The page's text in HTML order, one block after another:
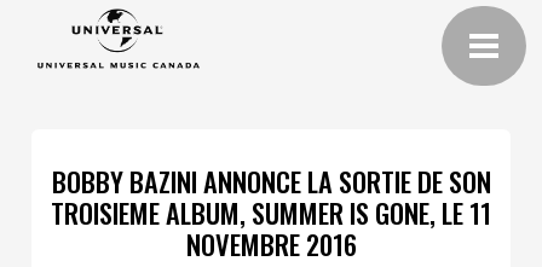
BOBBY BAZINI ANNONCE LA SORTIE DE SON
TROISIEME ALBUM, SUMMER IS GONE, LE 11
NOVEMBRE 2016